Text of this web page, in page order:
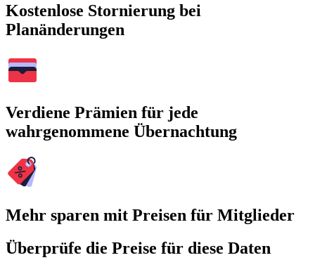
Kostenlose Stornierung bei
Planänderungen
Verdiene Prämien für jede
wahrgenommene Übernachtung
Mehr sparen mit Preisen für Mitglieder
Überprüfe die Preise für diese Daten